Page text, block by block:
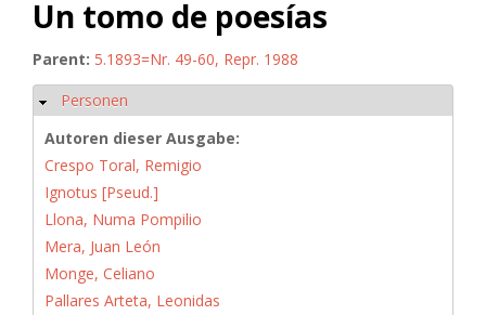
Un tomo de poesías
Parent: 5.1893=Nr. 49-60, Repr. 1988
Ausblenden
Personen
Autoren dieser Ausgabe:
Crespo Toral, Remigio
Ignotus [Pseud.]
Llona, Numa Pompilio
Mera, Juan León
Monge, Celiano
Pallares Arteta, Leonidas